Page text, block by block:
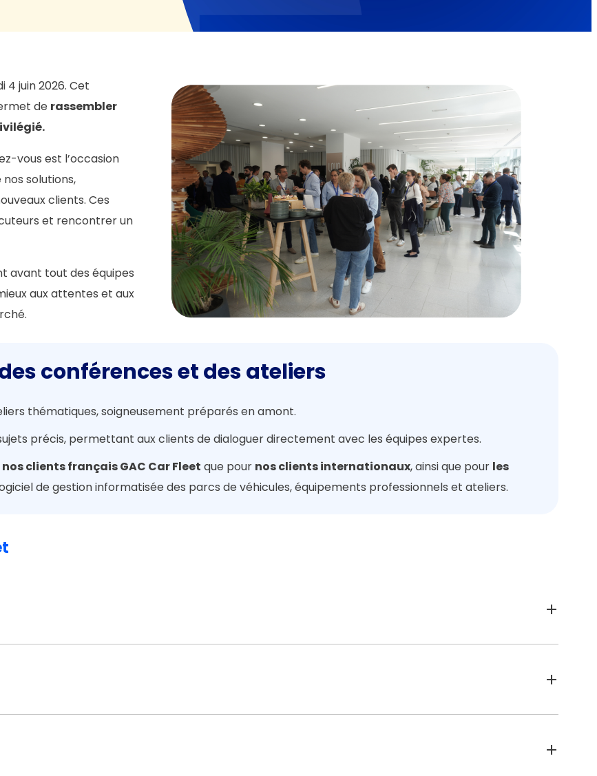
4 juin 2026. Cet
de rassembler
vous est l’occasion
solutions,
clients. Ces
et rencontrer un
avant tout des équipes
aux attentes et aux
conférences et des ateliers
thématiques, soigneusement préparés en amont.
précis, permettant aux clients de dialoguer directement avec les équipes expertes.
nos clients français GAC Car Fleet que pour nos clients internationaux, ainsi que pour les
de gestion informatisée des parcs de véhicules, équipements professionnels et ateliers.
aux nouvelles réformes.
données.